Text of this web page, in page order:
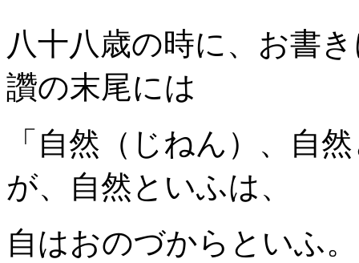
八十八歳の時に、お書
讚の末尾には
「自然（じねん）、自
が、自然といふは、
自はおのづからといふ。